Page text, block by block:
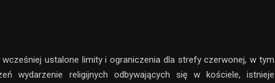
wcześniej ustalone limity i ograniczenia dla strefy czerwonej, w tym
wydarzenie religijnych odbywających się w kościele, istnieje